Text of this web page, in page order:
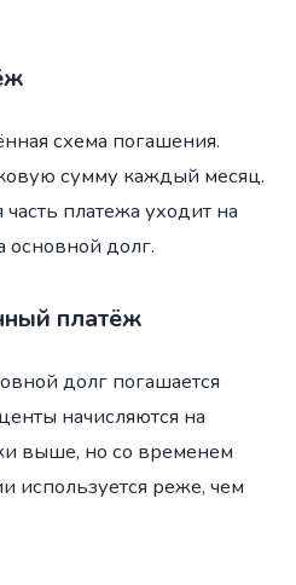
схема погашения.
сумму каждый месяц.
платежа уходит на
долг.
платёж
долг погашается
начисляются на
выше, но со временем
используется реже, чем